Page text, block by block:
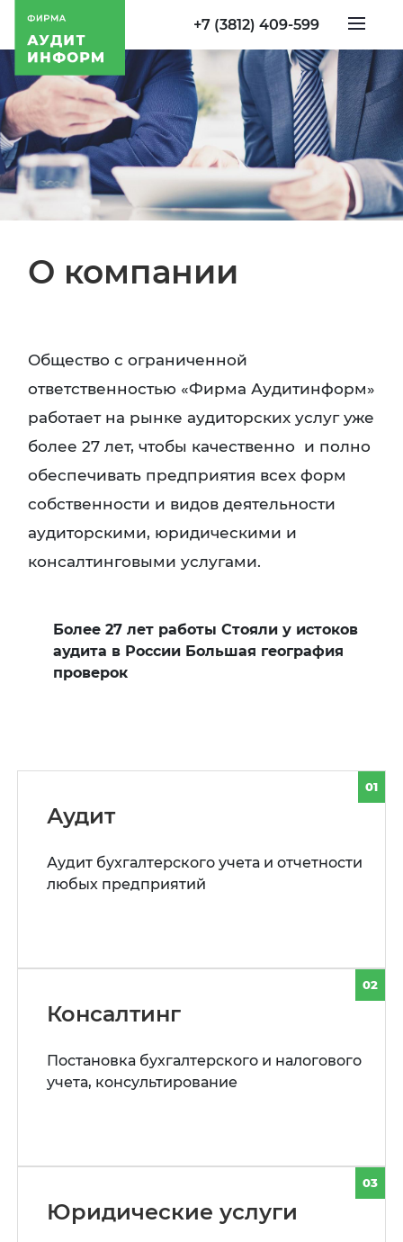
+7 (3812) 409-599
О компании
Общество с ограниченной
ответственностью «Фирма Аудитинформ»
работает на рынке аудиторских услуг уже
более 27 лет, чтобы качественно и полно
обеспечивать предприятия всех форм
собственности и видов деятельности
аудиторскими, юридическими и
консалтинговыми услугами.
Более 27 лет работы Стояли у истоков
аудита в России Большая география
проверок
01
Аудит
Аудит бухгалтерского учета и отчетности
любых предприятий
02
Консалтинг
Постановка бухгалтерского и налогового
учета, консультирование
03
Юридические услуги